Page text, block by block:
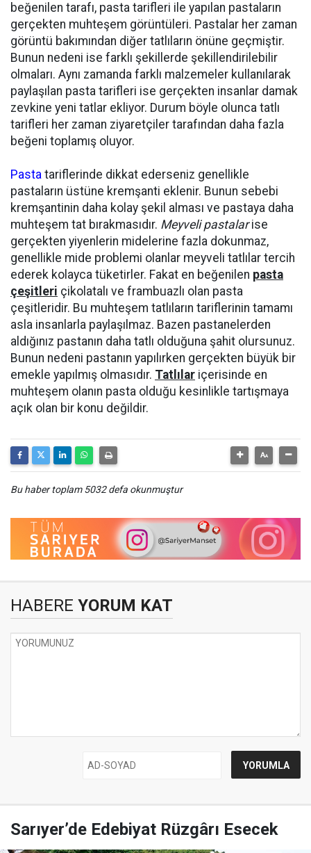
beğenilen tarafı, pasta tarifleri ile yapılan pastaların
gerçekten muhteşem görüntüleri. Pastalar her zaman
görüntü bakımından diğer tatlıların önüne geçmiştir.
Bunun nedeni ise farklı şekillerde şekillendirilebilir
olmaları. Aynı zamanda farklı malzemeler kullanılarak
paylaşılan pasta tarifleri ise gerçekten insanlar damak
zevkine yeni tatlar ekliyor. Durum böyle olunca tatlı
tarifleri her zaman ziyaretçiler tarafından daha fazla
beğeni toplamış oluyor.
Pasta tariflerinde dikkat ederseniz genellikle
pastaların üstüne kremşanti eklenir. Bunun sebebi
kremşantinin daha kolay şekil alması ve pastaya daha
muhteşem tat bırakmasıdır. Meyveli pastalarise
gerçekten yiyenlerin midelerine fazla dokunmaz,
genellikle mide problemi olanlar meyveli tatlılar tercih
ederek kolayca tüketirler. Fakat en beğenilen pasta
çeşitleri çikolatalı ve frambuazlı olan pasta
çeşitleridir. Bu muhteşem tatlıların tariflerinin tamamı
asla insanlarla paylaşılmaz. Bazen pastanelerden
aldığınız pastanın daha tatlı olduğuna şahit olursunuz.
Bunun nedeni pastanın yapılırken gerçekten büyük bir
emekle yapılmış olmasıdır. Tatlılar içerisinde en
muhteşem olanın pasta olduğu kesinlikle tartışmaya
açık olan bir konu değildir.
Bu haber toplam 5032 defa okunmuştur
HABERE YORUM KAT
Sarıyer’de Edebiyat Rüzgârı Esecek